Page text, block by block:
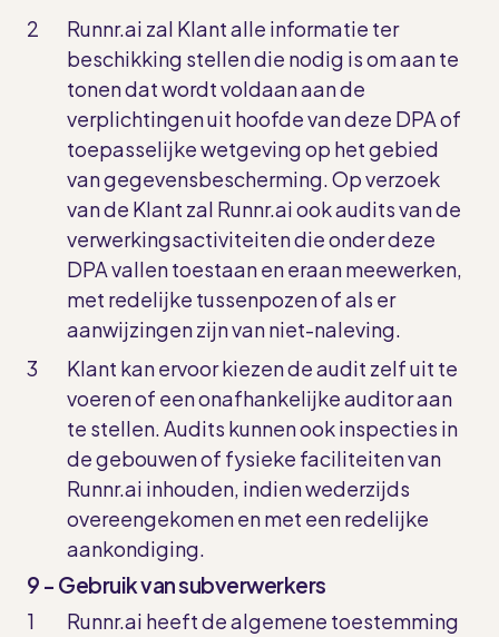
Runnr.ai zal Klant alle informatie ter
beschikking stellen die nodig is om aan te
tonen dat wordt voldaan aan de
verplichtingen uit hoofde van deze DPA of
toepasselijke wetgeving op het gebied
van gegevensbescherming. Op verzoek
van de Klant zal Runnr.ai ook audits van de
verwerkingsactiviteiten die onder deze
DPA vallen toestaan en eraan meewerken,
met redelijke tussenpozen of als er
aanwijzingen zijn van niet-naleving.
Klant kan ervoor kiezen de audit zelf uit te
voeren of een onafhankelijke auditor aan
te stellen. Audits kunnen ook inspecties in
de gebouwen of fysieke faciliteiten van
Runnr.ai inhouden, indien wederzijds
overeengekomen en met een redelijke
aankondiging.
9 - Gebruik van subverwerkers
Runnr.ai heeft de algemene toestemming